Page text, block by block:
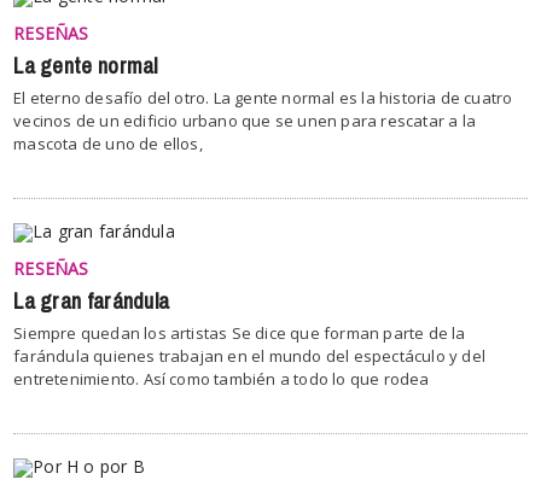
RESEÑAS
La gente normal
El eterno desafío del otro. La gente normal es la historia de cuatro
vecinos de un edificio urbano que se unen para rescatar a la
mascota de uno de ellos,
RESEÑAS
La gran farándula
Siempre quedan los artistas Se dice que forman parte de la
farándula quienes trabajan en el mundo del espectáculo y del
entretenimiento. Así como también a todo lo que rodea